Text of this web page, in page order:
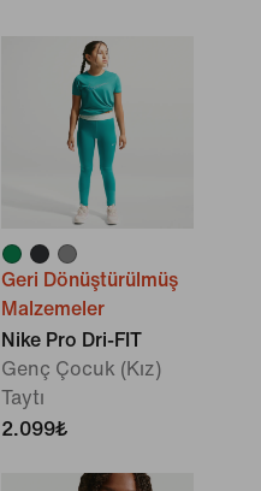
Geri Dönüştürülmüş
Malzemeler
Nike Pro Dri-FIT
Genç Çocuk (Kız)
Taytı
2.099₺